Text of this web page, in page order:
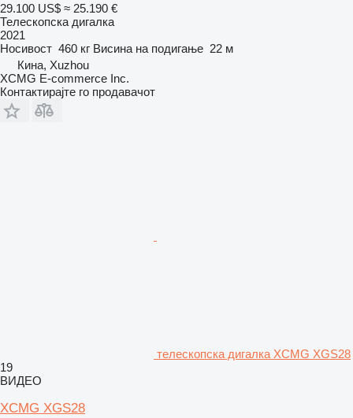
29.100 US$ ≈ 25.190 €
Телескопска дигалка
2021
Носивост 460 кг Висина на подигање 22 м
Кина, Xuzhou
XCMG E-commerce Inc.
Контактирајте го продавачот
телескопска дигалка XCMG XGS28
19
ВИДЕО
XCMG XGS28